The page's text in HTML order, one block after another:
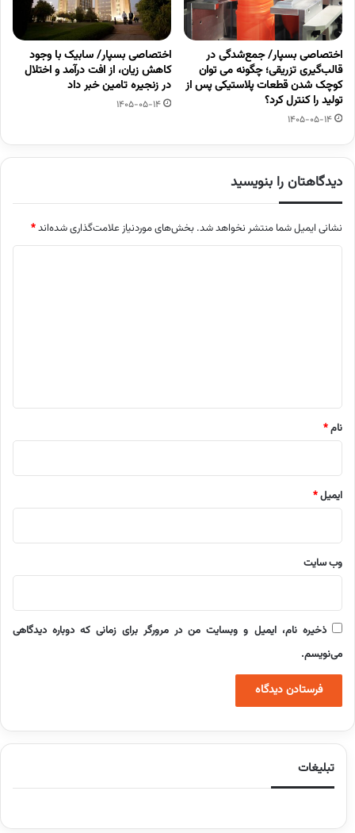
اختصاصی بسپار/ جمع‌شدگی در
قالب‌گیری تزریقی؛ چگونه می توان
کوچک شدن قطعات پلاستیکی پس از
تولید را کنترل کرد؟
1405-05-14
اختصاصی بسپار/ سابیک با وجود
کاهش زیان، از افت درآمد و اختلال
در زنجیره تامین خبر داد
1405-05-14
دیدگاهتان را بنویسید
نشانی ایمیل شما منتشر نخواهد شد. بخش‌های موردنیاز علامت‌گذاری شده‌اند*
نام*
ایمیل*
وب‌ سایت
ذخیره نام، ایمیل و وبسایت من در مرورگر برای زمانی که دوباره دیدگاهی
می‌نویسم.
تبلیغات